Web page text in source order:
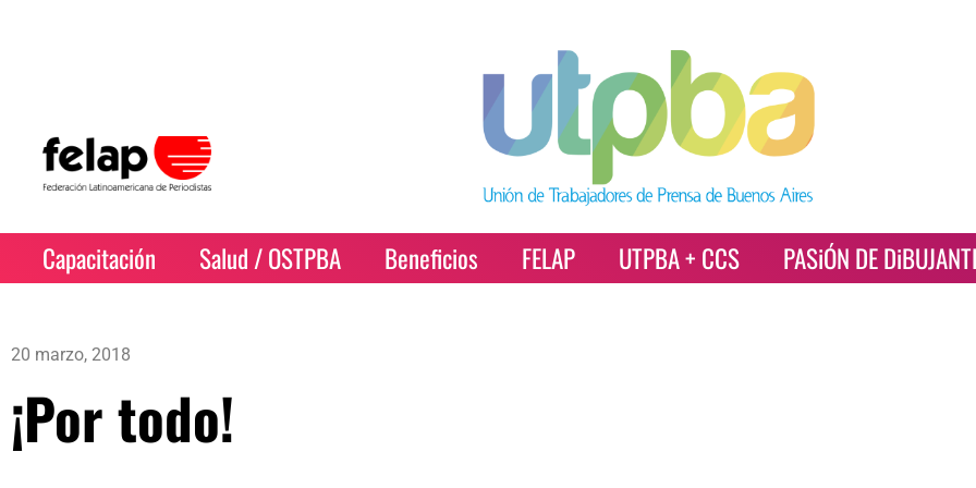
Capacitación Salud / OSTPBA Beneficios FELAP UTPBA + CCS PASiÓN DE
20 marzo, 2018
¡Por todo!